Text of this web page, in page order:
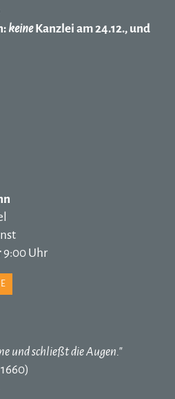
keineKanzlei am 24.12., und
9:00 Uhr
und schließt die Augen."